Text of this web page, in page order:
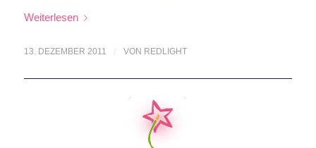
Weiterlesen
13. DEZEMBER 2011 / VON REDLIGHT